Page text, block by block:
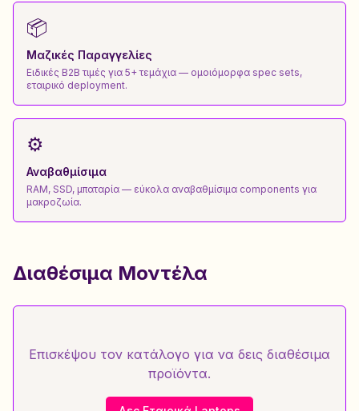
📦
Μαζικές Παραγγελίες
Ειδικές B2B τιμές για 5+ τεμάχια — ομοιόμορφα spec sets,
εταιρικό deployment.
⚙️
Αναβαθμίσιμα
RAM, SSD, μπαταρία — εύκολα αναβαθμίσιμα components για
μακροζωία.
Διαθέσιμα Μοντέλα
Επισκέψου τον κατάλογο για να δεις διαθέσιμα
προϊόντα.